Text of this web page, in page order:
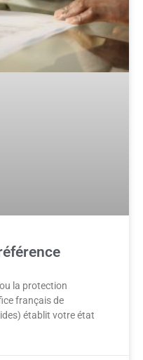
la protection
français de
établit votre état